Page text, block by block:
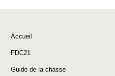
Accueil
FDC21
Guide de la chasse